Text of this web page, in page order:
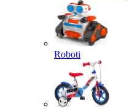
Roboti